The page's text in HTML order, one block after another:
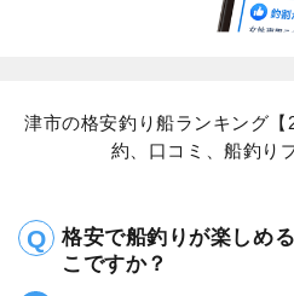
津市の格安釣り船ランキング
約、口コミ、船釣り
格安で船釣りが楽しめ
こですか？